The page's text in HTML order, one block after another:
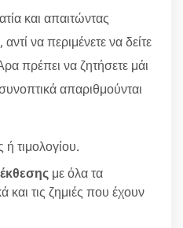
και απαιτώντας
, αντί να περιμένετε να δείτε
πρέπει να ζητήσετε μάι
απαριθμούνται
τιμολογίου.
με όλα τα
και τις ζημιές που έχουν